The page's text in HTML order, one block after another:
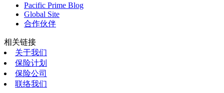
Pacific Prime Blog
Global Site
合作伙伴
相关链接
关于我们
保险计划
保险公司
联络我们